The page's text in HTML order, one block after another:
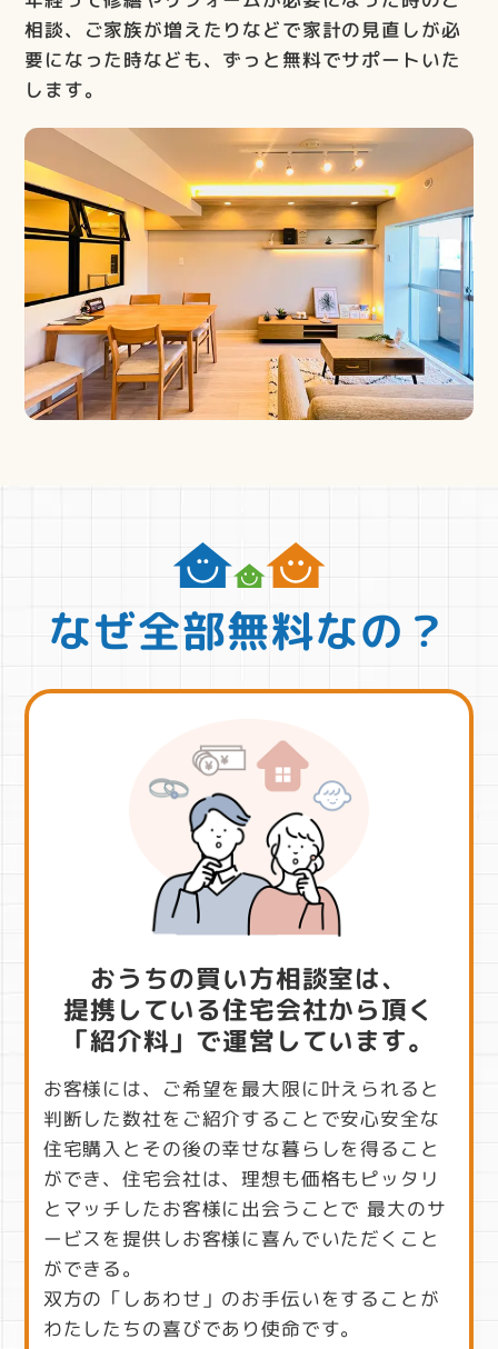
相談、ご家族が増えたりなどで家計の見直しが必
要になった時なども、ずっと無料でサポートいた
します。
なぜ全部無料なの？
おうちの買い方相談室は、
提携している住宅会社から頂く
「紹介料」で運営しています。
お客様には、ご希望を最大限に叶えられると
判断した数社をご紹介することで安心安全な
住宅購入とその後の幸せな暮らしを得ること
ができ、住宅会社は、理想も価格もピッタリ
とマッチしたお客様に出会うことで 最大のサ
ービスを提供しお客様に喜んでいただくこと
ができる。
双方の「しあわせ」のお手伝いをすることが
わたしたちの喜びであり使命です。